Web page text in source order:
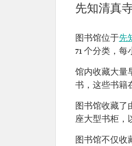
先知清真
图书馆位于先
71 个分类，每
馆内收藏大量
书，这些书籍
图书馆收藏了
座大型书柜，
图书馆不仅收